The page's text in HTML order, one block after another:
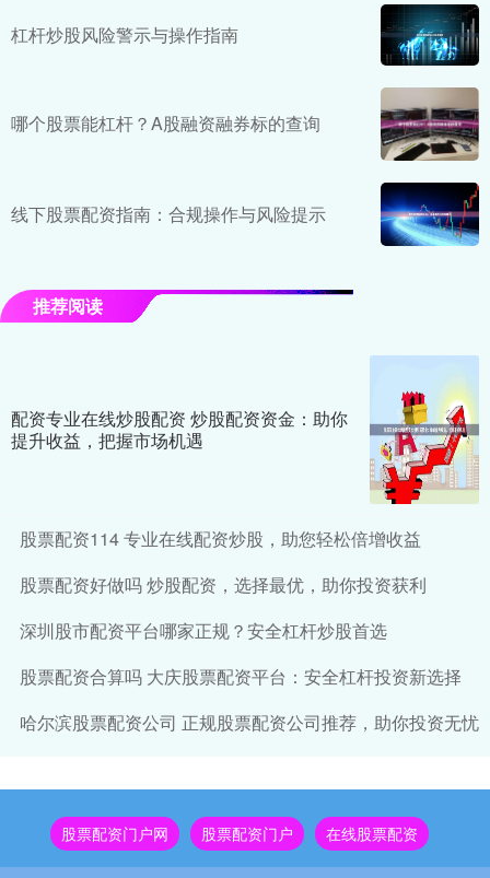
杠杆炒股风险警示与操作指南
哪个股票能杠杆？A股融资融券标的查询
线下股票配资指南：合规操作与风险提示
推荐阅读
配资专业在线炒股配资 炒股配资资金：助你
提升收益，把握市场机遇
股票配资114 专业在线配资炒股，助您轻松倍增收益
股票配资好做吗 炒股配资，选择最优，助你投资获利
深圳股市配资平台哪家正规？安全杠杆炒股首选
股票配资合算吗 大庆股票配资平台：安全杠杆投资新选择
哈尔滨股票配资公司 正规股票配资公司推荐，助你投资无忧
股票配资门户网 股票配资门户 在线股票配资